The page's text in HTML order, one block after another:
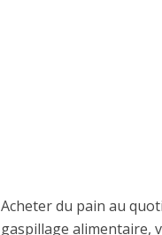
Acheter du pain au
gaspillage alimentaire,